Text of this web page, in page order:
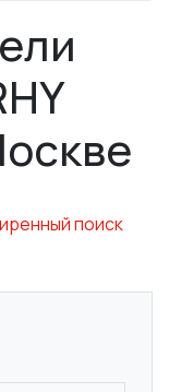
поиск